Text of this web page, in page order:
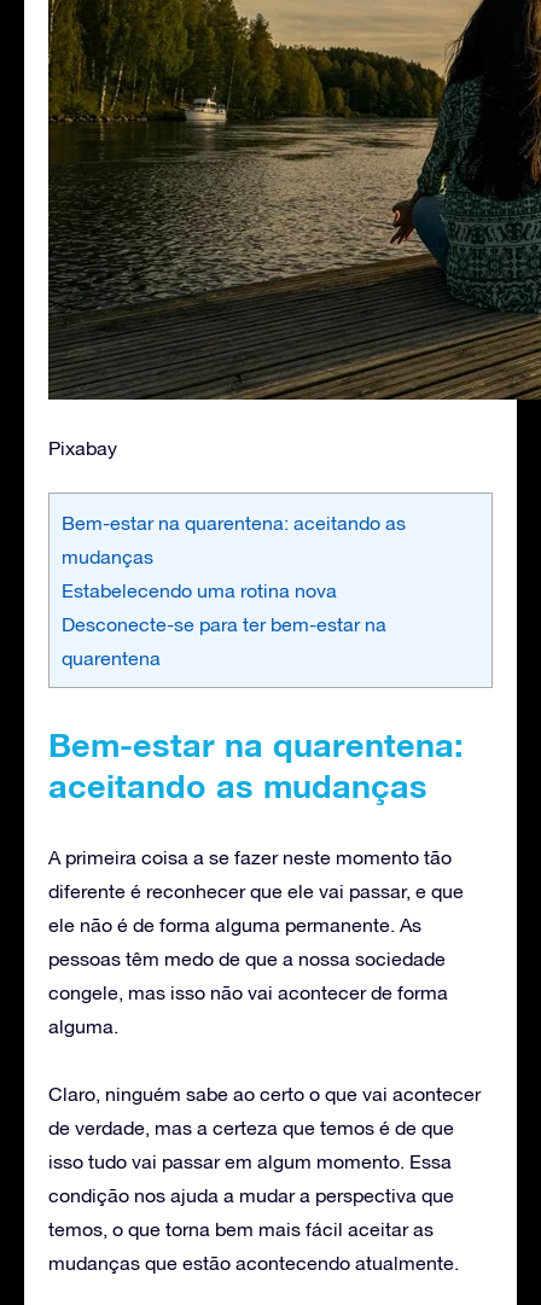
Pixabay
Bem-estar na quarentena: aceitando as
mudanças
Estabelecendo uma rotina nova
Desconecte-se para ter bem-estar na
quarentena
Bem-estar na quarentena:
aceitando as mudanças
A primeira coisa a se fazer neste momento tão
diferente é reconhecer que ele vai passar, e que
ele não é de forma alguma permanente. As
pessoas têm medo de que a nossa sociedade
congele, mas isso não vai acontecer de forma
alguma.
Claro, ninguém sabe ao certo o que vai acontecer
de verdade, mas a certeza que temos é de que
isso tudo vai passar em algum momento. Essa
condição nos ajuda a mudar a perspectiva que
temos, o que torna bem mais fácil aceitar as
mudanças que estão acontecendo atualmente.